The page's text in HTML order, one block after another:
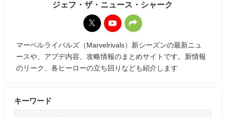
ジェフ・ザ・ニュース・シャーク
マーベルライバルズ（Marvelrivals）新シーズンの最新ニュ
ースや、アプデ内容、攻略情報のまとめサイトです。新情報
のリーク、各ヒーローの立ち回りなども紹介します
キーワード